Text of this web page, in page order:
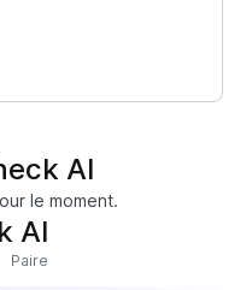
AI
le moment.
AI
Paire